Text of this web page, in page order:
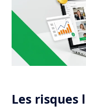
Les risques